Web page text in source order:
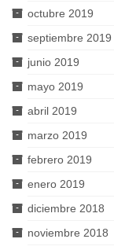
octubre 2019
septiembre 2019
junio 2019
mayo 2019
abril 2019
marzo 2019
febrero 2019
enero 2019
diciembre 2018
noviembre 2018